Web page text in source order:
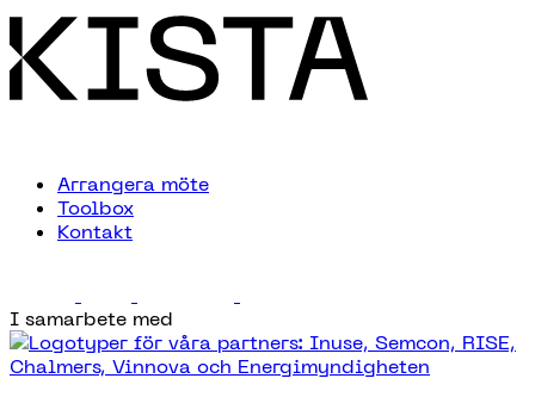
Arrangera möte
Toolbox
Kontakt
I samarbete med